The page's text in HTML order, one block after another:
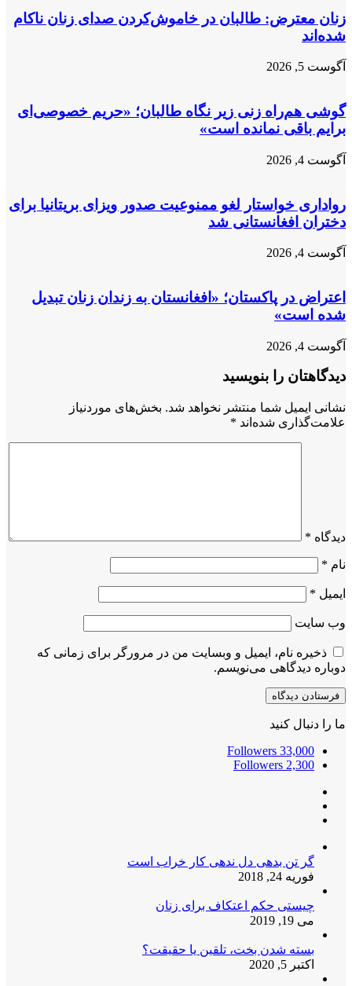
تبعیض‌های
اجتماعی
و
خانوادگی
زنان معترض: طالبان در خاموش‌کردن صدای زنان ناکام
شده‌اند
آگوست 5, 2026
گوشی هم‌راه زنی زیر نگاه طالبان؛ «حریم خصوصی‌ای
برایم باقی نمانده است»
آگوست 4, 2026
رواداری خواستار لغو ممنوعیت صدور ویزای بریتانیا برای
دختران افغانستانی شد
آگوست 4, 2026
اعتراض در پاکستان؛ «افغانستان به زندان زنان تبدیل
شده است»
آگوست 4, 2026
دیدگاهتان را بنویسید
نشانی ایمیل شما منتشر نخواهد شد. بخش‌های موردنیاز
علامت‌گذاری شده‌اند *
دیدگاه *
نام *
ایمیل *
وب‌ سایت
ذخیره نام، ایمیل و وبسایت من در مرورگر برای زمانی که
دوباره دیدگاهی می‌نویسم.
ما را دنبال کنید
33,000
Followers
2,300
Followers
گر تن بدهی دل ندهی کار خراب است
فوریه 24, 2018
چیستی حکم اعتکاف برای زنان
می 19, 2019
بسته شدن بخت، تلقین یا حقیقت؟
اکتبر 5, 2020